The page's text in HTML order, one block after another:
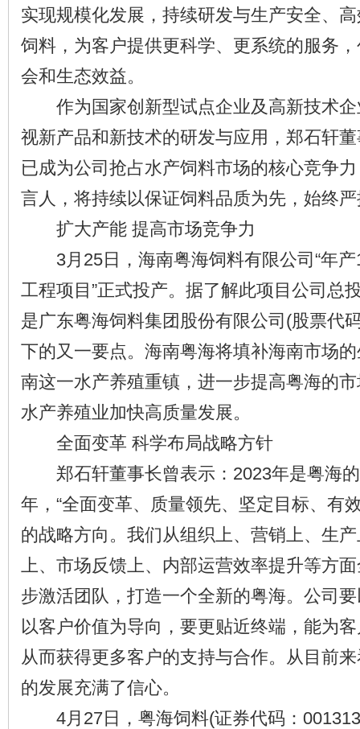
实现规模化发展，持续研发与生产安全、
饲料，为客户提供更科学、更系统的服务
会和生态效益。
作为国家创新型试点企业及高新技术企
视新产品和新技术的研发与应用，郑石轩
已成为公司抢占水产饲料市场的核心竞争
言人，将持续以保证饲料品质为先，始终
扩大产能 提高市场竞争力
3月25日，海南粤海饲料有限公司“年产
工程项目”正式投产。据了解此项目公司总
是广东粤海饲料集团股份有限公司(股票代
下的又一要点。海南粤海将填补海南市场
南这一水产养殖重镇，进一步提高粤海的
水产养殖业加快高质量发展。
全面变革 科学布局战略方针
郑石轩董事长曾表示：2023年是粤海的
年，“全面变革、质量领先、坚定目标、有
的战略方向。我们从组织上、营销上、生
上、市场反馈上、内部运营效率提升等方
步激活团队，打造一个全新的粤海。公司
以客户价值为导向，要更贴近终端，能为
从而获得更多客户的支持与合作。从目前
的发展充满了信心。
4月27日，粤海饲料(证券代码：